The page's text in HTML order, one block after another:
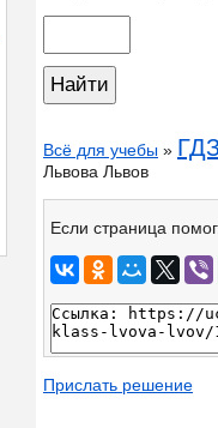
Всё для учебы »
Львова Львов
Если страница
Прислать решение